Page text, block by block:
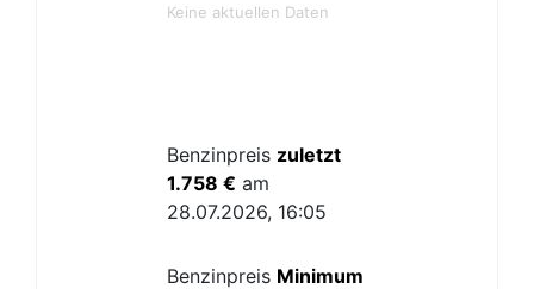
Keine aktuellen Daten
Benzinpreis zuletzt
1.758 € am
28.07.2026, 16:05
Benzinpreis Minimum